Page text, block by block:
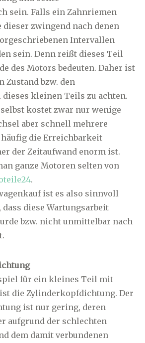
sein. Falls ein Zahnriemen
zwingend nach denen
Intervallen
sein. Denn reißt dieses Teil
des Motors bedeuten. Daher ist
Zustand bzw. den
kleinen Teils zu achten.
kostet zwar nur wenige
aber schnell mehrere
häufig die Erreichbarkeit
der Zeitaufwand enorm ist.
ganze Motoren selten von
.
ist es also sinnvoll
dass diese Wartungsarbeit
bzw. nicht unmittelbar nach
für ein kleines Teil mit
die Zylinderkopfdichtung. Der
ist nur gering, deren
aufgrund der schlechten
dem damit verbundenen